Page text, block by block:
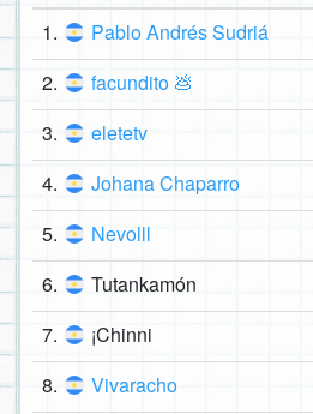
1.
Pablo Andrés Sudriá
2. facundito 💩
3. eletetv
4. Johana Chaparro
5. Nevolll
6. Tutankamón
7. ¡Chinni
8. Vivaracho